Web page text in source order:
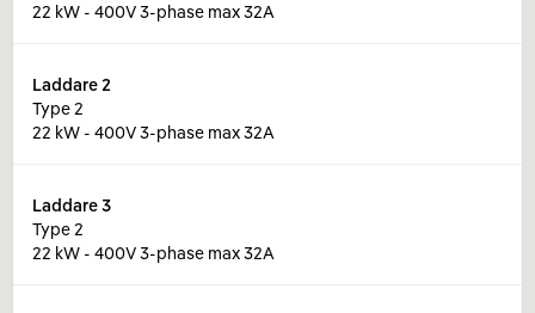
22 kW - 400V 3-phase max 32A
Laddare2
Type 2
22 kW - 400V 3-phase max 32A
Laddare3
Type 2
22 kW - 400V 3-phase max 32A